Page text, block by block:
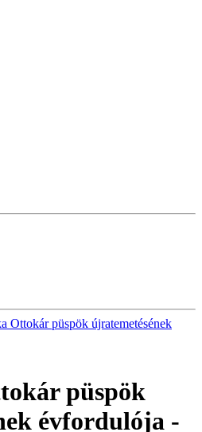
Ottokár püspök újratemetésének
püspök
évfordulója -